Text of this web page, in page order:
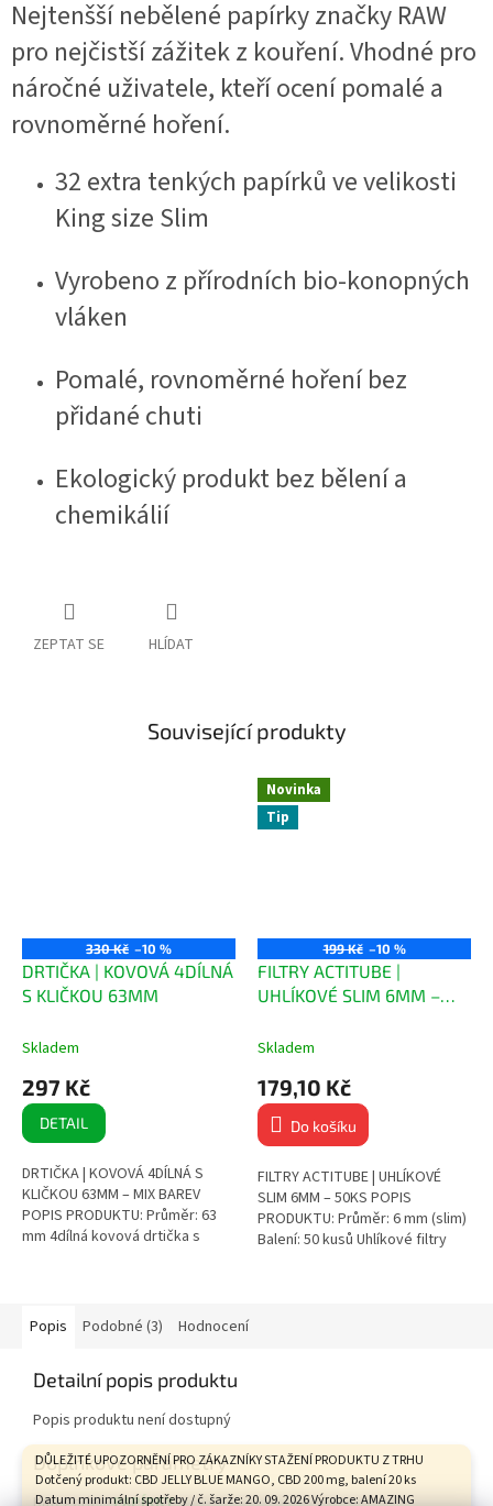
DŮLEŽITÉ UPOZORNĚNÍ PRO ZÁKAZNÍKY STAŽENÍ PRODUKTU Z TRHU
Dotčený produkt: CBD JELLY BLUE MANGO, CBD 200 mg, balení 20 ks
Datum minimální spotřeby / č. šarže: 20. 09. 2026 Výrobce: AMAZING
Nejtenšší nebělené papírky značky RAW
pro nejčistší zážitek z kouření. Vhodné pro
náročné uživatele, kteří ocení pomalé a
rovnoměrné hoření.
32 extra tenkých papírků ve velikosti
King size Slim
Vyrobeno z přírodních bio-konopných
vláken
Pomalé, rovnoměrné hoření bez
přidané chuti
Ekologický produkt bez bělení a
chemikálií
ZEPTAT SE HLÍDAT
Související produkty
330 Kč –10 %
DRTIČKA | KOVOVÁ 4DÍLNÁ
S KLIČKOU 63MM
Skladem
297 Kč
DETAIL
DRTIČKA | KOVOVÁ 4DÍLNÁ S
KLIČKOU 63MM – MIX BAREV
POPIS PRODUKTU: Průměr: 63
mm 4dílná kovová drtička s
Novinka
Tip
199 Kč –10 %
FILTRY ACTITUBE |
UHLÍKOVÉ SLIM 6MM –
Skladem
179,10 Kč
Do košíku
FILTRY ACTITUBE | UHLÍKOVÉ
SLIM 6MM – 50KS POPIS
PRODUKTU: Průměr: 6 mm (slim)
Balení: 50 kusů Uhlíkové filtry
Popis Podobné (3) Hodnocení
Detailní popis produktu
Popis produktu není dostupný
Doplňkové parametry